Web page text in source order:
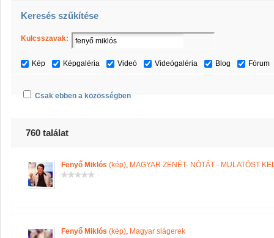
Keresés szűkítése
Kulcsszavak:
Kép Képgaléria Videó Videógaléria Blog Fórum
Csak ebben a közösségben
760 találat
Fenyő Miklós (kép), MAGYAR ZENÉT- NÓTÁT - MULATÓST
Fenyő Miklós (kép), Magyar slágerek